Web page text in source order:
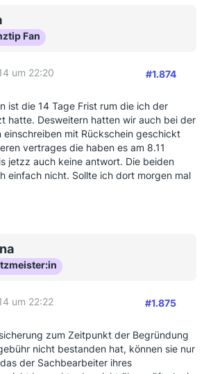
und gemeinsam
einer "Sammelklage"... ?
dies ja schon, ich wäre dabei und
aus Pankow
Fan
um 22:20 #1.874
ist die 14 Tage Frist rum die ich der
hatte. Desweitern hatten wir auch bei der
einschreiben mit Rückschein geschickt
vertrages die haben es am 8.11
jetzz auch keine antwort. Die beiden
einfach nicht. Sollte ich dort morgen mal
um 22:22 #1.875
zum Zeitpunkt der Begründung
nicht bestanden hat, können sie nur
der Sachbearbeiter ihres